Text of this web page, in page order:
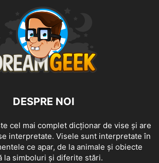
DESPRE NOI
cel mai complet dicționar de vise și are
interpretate. Visele sunt interpretate în
ce apar, de la animale și obiecte
la simboluri și diferite stări.